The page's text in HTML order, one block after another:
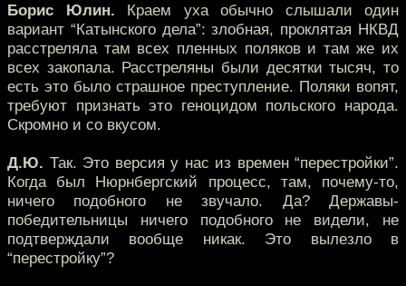
Борис Юлин. Краем уха обычно слышали один
вариант “Катынского дела”: злобная, проклятая НКВД
расстреляла там всех пленных поляков и там же их
всех закопала. Расстреляны были десятки тысяч, то
есть это было страшное преступление. Поляки вопят,
требуют признать это геноцидом польского народа.
Скромно и со вкусом.
Д.Ю. Так. Это версия у нас из времен “перестройки”.
Когда был Нюрнбергский процесс, там, почему-то,
ничего подобного не звучало. Да? Державы-
победительницы ничего подобного не видели, не
подтверждали вообще никак. Это вылезло в
“перестройку”?